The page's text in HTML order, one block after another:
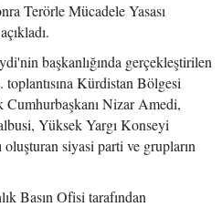
Terörle Mücadele Yasası
başkanlığında gerçekleştirilen
Kürdistan Bölgesi
Nizar Amedi,
Yüksek Yargı Konseyi
siyasi parti ve grupların
Basın Ofisi tarafından